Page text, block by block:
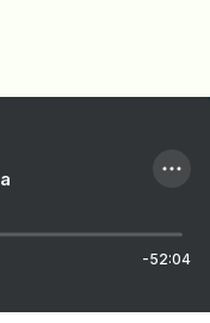
-52:04